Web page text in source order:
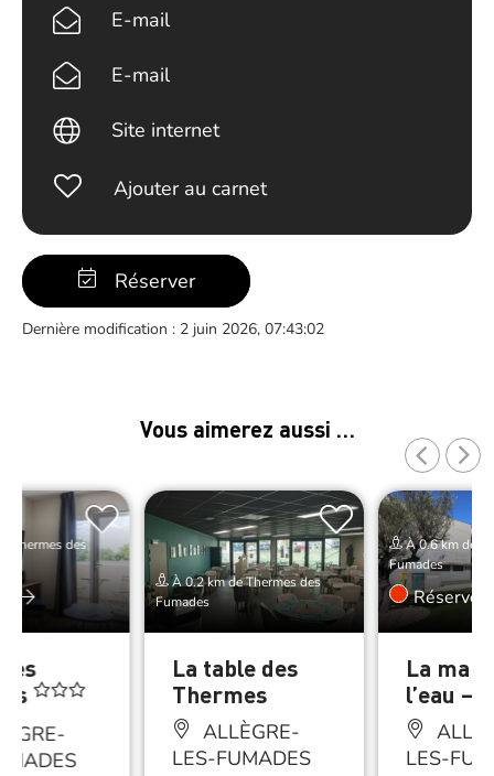
E-mail
E-mail
Site internet
Ajouter au carnet
Réserver
Dernière modification : 2 juin 2026, 07:43:02
Vous aimerez aussi …
Thermes des
À 0.2 km de Thermes des
Fumades
La table des
Thermes
ALLÈGRE-
LES-FUMADES
À 0.6 km de
Fumades
Réserver
La
l’eau –
LES-